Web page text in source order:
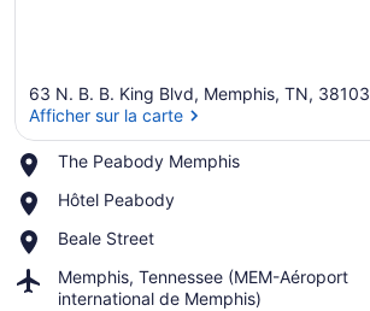
63 N. B. B. King Blvd, Memphis, TN, 38103
Afficher sur la carte
The Peabody Memphis
Place,
Peabody
Hôtel Peabody
Place,
Peabody
Beale Street
Place,
Street
Memphis, Tennessee (MEM-Aéroport
international de Memphis)
Airport,
Memphis,